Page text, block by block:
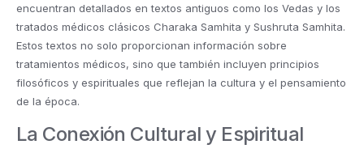
encuentran detallados en textos antiguos como los Vedas y los
tratados médicos clásicos Charaka Samhita y Sushruta Samhita.
Estos textos no solo proporcionan información sobre
tratamientos médicos, sino que también incluyen principios
filosóficos y espirituales que reflejan la cultura y el pensamiento
de la época.
La Conexión Cultural y Espiritual